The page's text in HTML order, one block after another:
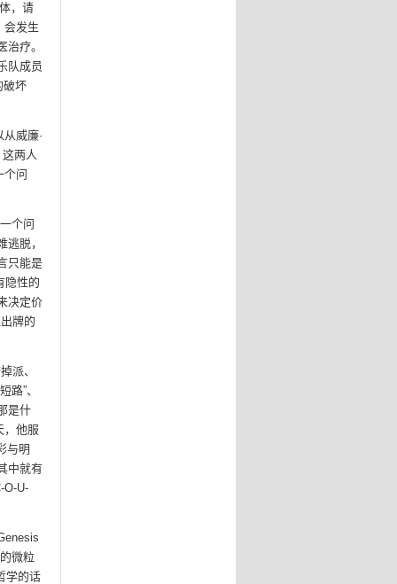
，请
会发生
疗。
队成员
破坏
威廉·
两人
个问
个问
脱，
只能是
隐性的
决定价
牌的
派、
路”、
是什
，他服
与明
中就有
O-U-
微粒
学的话